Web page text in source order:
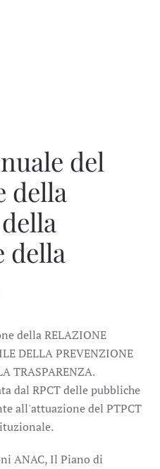
del
della
della
della RELAZIONE
DELLA PREVENZIONE
TRASPARENZA.
dal RPCT delle pubbliche
all'attuazione del PTPCT
ANAC, Il Piano di